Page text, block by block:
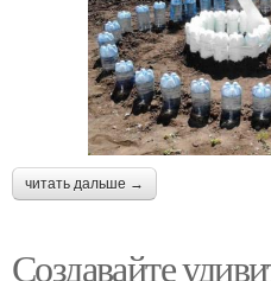
читать дальше →
Создавайте